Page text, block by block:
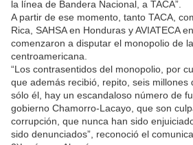
la línea de Bandera Nacional, a TACA”.
A partir de ese momento, tanto TACA,
Rica, SAHSA en Honduras y AVIATECA
comenzaron a disputar el monopolio de
centroamericana.
“Los contrasentidos del monopolio, por
que además recibió, repito, seis millones
sólo él, hay un escandaloso número de
gobierno Chamorro-Lacayo, que son
corrupción, que nunca han sido
sido denunciados”, reconoció el